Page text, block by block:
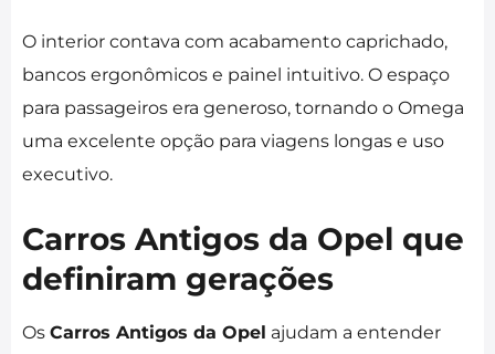
O interior contava com acabamento caprichado,
bancos ergonômicos e painel intuitivo. O espaço
para passageiros era generoso, tornando o Omega
uma excelente opção para viagens longas e uso
executivo.
Carros Antigos da Opel que
definiram gerações
Os Carros Antigos da Opel ajudam a entender